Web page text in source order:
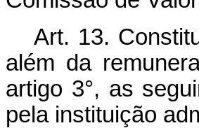
Art. 13.
além da
artigo 3°, as
pela instituição